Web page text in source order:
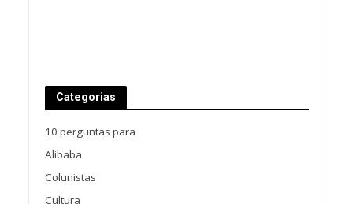
Categorias
10 perguntas para
Alibaba
Colunistas
Cultura